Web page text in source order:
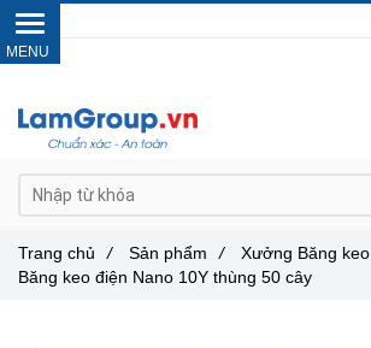
Trang chủ / Sản phẩm / Xưởng Băng keo
Băng keo điện Nano 10Y thùng 50 cây